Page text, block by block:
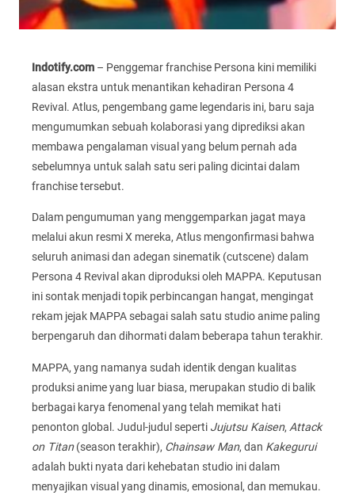
Indotify.com – Penggemar franchise Persona kini memiliki
alasan ekstra untuk menantikan kehadiran Persona 4
Revival. Atlus, pengembang game legendaris ini, baru saja
mengumumkan sebuah kolaborasi yang diprediksi akan
membawa pengalaman visual yang belum pernah ada
sebelumnya untuk salah satu seri paling dicintai dalam
franchise tersebut.
Dalam pengumuman yang menggemparkan jagat maya
melalui akun resmi X mereka, Atlus mengonfirmasi bahwa
seluruh animasi dan adegan sinematik (cutscene) dalam
Persona 4 Revival akan diproduksi oleh MAPPA. Keputusan
ini sontak menjadi topik perbincangan hangat, mengingat
rekam jejak MAPPA sebagai salah satu studio anime paling
berpengaruh dan dihormati dalam beberapa tahun terakhir.
MAPPA, yang namanya sudah identik dengan kualitas
produksi anime yang luar biasa, merupakan studio di balik
berbagai karya fenomenal yang telah memikat hati
penonton global. Judul-judul seperti Jujutsu Kaisen, Attack
on Titan(season terakhir), Chainsaw Man, dan Kakegurui
adalah bukti nyata dari kehebatan studio ini dalam
menyajikan visual yang dinamis, emosional, dan memukau.